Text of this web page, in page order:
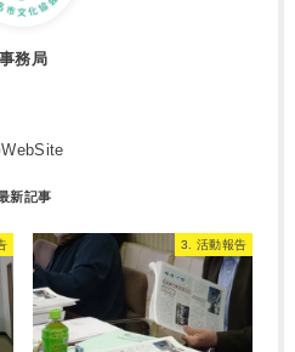
事務局
3. 活動報告